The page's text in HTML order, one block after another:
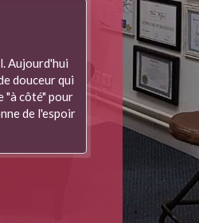
Aujourd'hui
douceur qui
"à côté" pour
de l'espoir